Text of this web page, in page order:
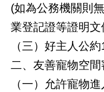
(如為公務機關則
業登記證等證明文
（三）好主人公約
二、友善寵物空間
（一）允許寵物